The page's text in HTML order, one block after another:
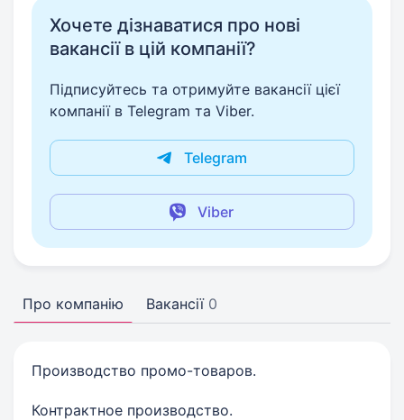
Хочете дізнаватися про нові
вакансії в цій компанії?
Підписуйтесь та отримуйте вакансії цієї
компанії в Telegram та Viber.
Telegram
Viber
Про компанію Вакансії 0
Производство промо-товаров.
Контрактное производство.